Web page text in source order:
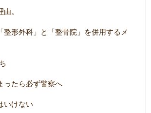
。
整形外科」と「整骨院」を併用するメ
ったら必ず警察へ
いけない